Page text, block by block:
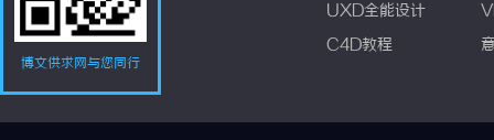
博文供求网与您同行
UXD全能设计
C4D教程